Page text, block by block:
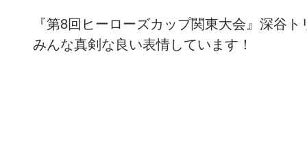
『第8回ヒーローズカップ関東大会』深谷
みんな真剣な良い表情しています！